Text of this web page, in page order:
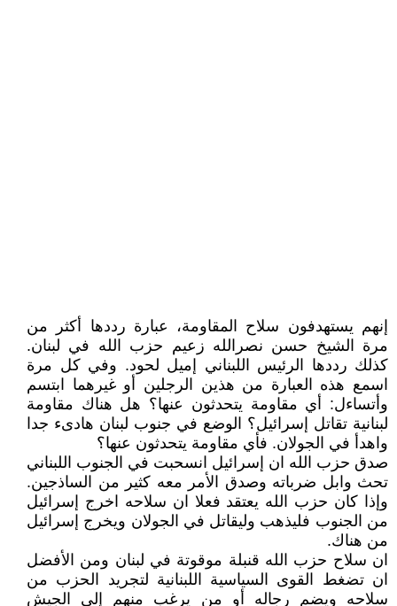
إنهم يستهدفون سلاح المقاومة، عبارة رددها أكثر من
مرة الشيخ حسن نصرالله زعيم حزب الله في لبنان.
كذلك رددها الرئيس اللبناني إميل لحود. وفي كل مرة
اسمع هذه العبارة من هذين الرجلين أو غيرهما ابتسم
وأتساءل: أي مقاومة يتحدثون عنها؟ هل هناك مقاومة
لبنانية تقاتل إسرائيل؟ الوضع في جنوب لبنان هادىء جدا
واهدأ في الجولان. فأي مقاومة يتحدثون عنها؟
صدق حزب الله ان إسرائيل انسحبت في الجنوب اللبناني
تحث وابل ضرباته وصدق الأمر معه كثير من الساذجين.
وإذا كان حزب الله يعتقد فعلا ان سلاحه اخرج إسرائيل
من الجنوب فليذهب وليقاتل في الجولان ويخرج إسرائيل
من هناك.
ان سلاح حزب الله قنبلة موقوتة في لبنان ومن الأفضل
ان تضغط القوى السياسية اللبنانية لتجريد الحزب من
سلاحه ويضم رجاله أو من يرغب منهم إلى الجيش